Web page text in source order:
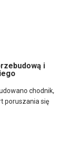
i
chodnik,
poruszania się